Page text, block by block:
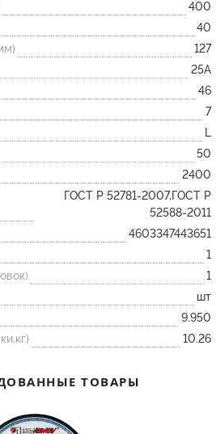
смесь
400
40
127
25А
46
7
L
50
2400
ГОСТ Р 52781-2007,ГОСТ Р
52588-2011
4603347443651
1
1
шт
9.950
10.26
ТОВАРЫ